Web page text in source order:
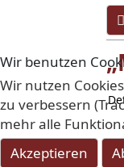
Wir benutzen
Wir nutzen
zu verbessern
mehr alle
Akzeptieren